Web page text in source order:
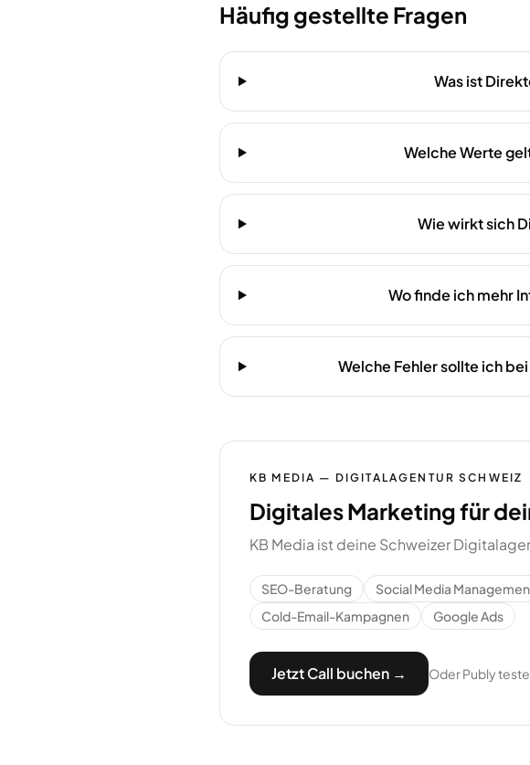
Häufig gestellte Fragen
Was ist
Welche Werte
Wie wirkt sich
Wo finde ich mehr
Welche Fehler sollte ich
KB MEDIA — DIGITALAGENTUR SCHWEIZ
Digitales Marketing für
KB Media ist deine Schweizer
SEO-Beratung Social Media
Cold-Email-Kampagnen
Google Ads
Jetzt Call buchen → Oder Publy